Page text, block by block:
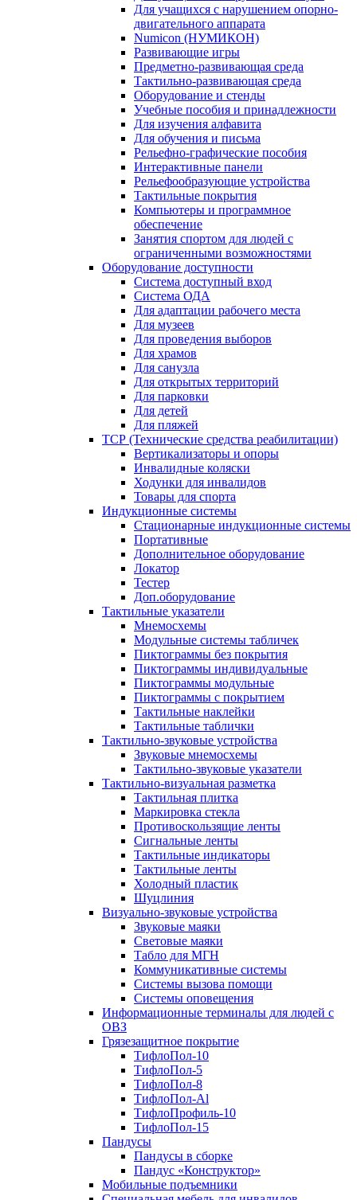
Для учащихся с нарушением опорно-
двигательного аппарата
Numicon (НУМИКОН)
Развивающие игры
Предметно-развивающая среда
Тактильно-развивающая среда
Оборудование и стенды
Учебные пособия и принадлежности
Для изучения алфавита
Для обучения и письма
Рельефно-графические пособия
Интерактивные панели
Рельефообразующие устройства
Тактильные покрытия
Компьютеры и программное
обеспечение
Занятия спортом для людей с
ограниченными возможностями
Оборудование доступности
Система доступный вход
Система ОДА
Для адаптации рабочего места
Для музеев
Для проведения выборов
Для храмов
Для санузла
Для открытых территорий
Для парковки
Для детей
Для пляжей
ТСР (Технические средства реабилитации)
Вертикализаторы и опоры
Инвалидные коляски
Ходунки для инвалидов
Товары для спорта
Индукционные системы
Стационарные индукционные системы
Портативные
Дополнительное оборудование
Локатор
Тестер
Доп.оборудование
Тактильные указатели
Мнемосхемы
Модульные системы табличек
Пиктограммы без покрытия
Пиктограммы индивидуальные
Пиктограммы модульные
Пиктограммы с покрытием
Тактильные наклейки
Тактильные таблички
Тактильно-звуковые устройства
Звуковые мнемосхемы
Тактильно-звуковые указатели
Тактильно-визуальная разметка
Тактильная плитка
Маркировка стекла
Противоскользящие ленты
Сигнальные ленты
Тактильные индикаторы
Тактильные ленты
Холодный пластик
Шуцлиния
Визуально-звуковые устройства
Звуковые маяки
Световые маяки
Табло для МГН
Коммуникативные системы
Системы вызова помощи
Системы оповещения
Информационные терминалы для людей с
ОВЗ
Грязезащитное покрытие
ТифлоПол-10
ТифлоПол-5
ТифлоПол-8
ТифлоПол-Al
ТифлоПрофиль-10
ТифлоПол-15
Пандусы
Пандусы в сборке
Пандус «Конструктор»
Мобильные подъемники